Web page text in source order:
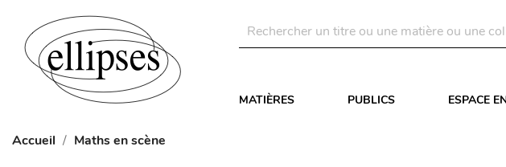
MATIÈRES PUBLICS ESPACE
Accueil Maths en scène